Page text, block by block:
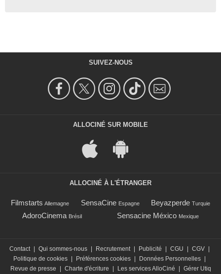
SUIVEZ-NOUS
ALLOCINÉ SUR MOBILE
ALLOCINÉ À L'ÉTRANGER
Filmstarts Allemagne SensaCine Espagne Beyazperde Turquie
AdoroCinema Brésil Sensacine México Mexique
Contact Qui sommes-nous Recrutement Publicité CGU CGV
Politique de cookies
Préférences cookies Données Personnelles
Revue de presse
Charte d'écriture Les services AlloCiné Gérer Utiq